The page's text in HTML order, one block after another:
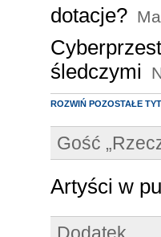
dotacje?
śledczymi
ROZWIŃ POZOSTAŁE
Gość
Artyści w